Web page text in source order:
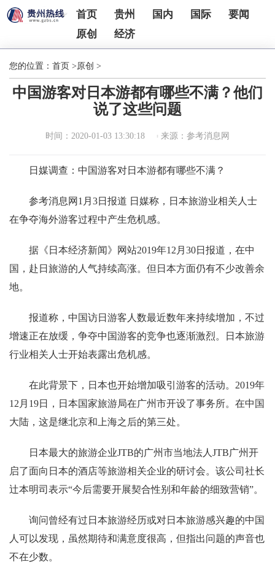
首页 贵州 国内 国际
要闻
原创
经济
您的位置： 首页 >原创 >
中国游客对日本游都有哪些不满？他们
说了这些问题
时间：2020-01-03 13:30:18 来源：参考消息网
日媒调查：中国游客对日本游都有哪些不满？
参考消息网1月3日报道 日媒称，日本旅游业相关人士
在争夺海外游客过程中产生危机感。
据《日本经济新闻》网站2019年12月30日报道，在中
国，赴日旅游的人气持续高涨。但日本方面仍有不少改善余
地。
报道称，中国访日游客人数最近数年来持续增加，不过
增速正在放缓，争夺中国游客的竞争也逐渐激烈。日本旅游
行业相关人士开始表露出危机感。
在此背景下，日本也开始增加吸引游客的活动。2019年
12月19日，日本国家旅游局在广州市开设了事务所。在中国
大陆，这是继北京和上海之后的第三处。
日本最大的旅游企业JTB的广州市当地法人JTB广州开
启了面向日本的酒店等旅游相关企业的研讨会。该公司社长
辻本明司表示“今后需要开展契合性别和年龄的细致营销”。
询问曾经有过日本旅游经历或对日本旅游感兴趣的中国
人可以发现，虽然期待和满意度很高，但指出问题的声音也
不在少数。